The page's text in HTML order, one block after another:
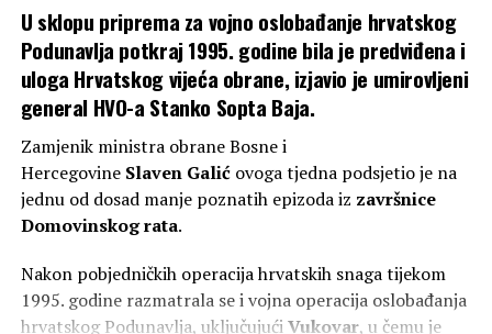
U sklopu priprema za vojno oslobađanje hrvatskog
Podunavlja potkraj 1995. godine bila je predviđena i
uloga Hrvatskog vijeća obrane, izjavio je umirovljeni
general HVO-a Stanko Sopta Baja.
Zamjenik ministra obrane Bosne i
Hercegovine Slaven Galićovoga tjedna podsjetio je na
jednu od dosad manje poznatih epizoda iz završnice
Domovinskog rata.
Nakon pobjedničkih operacija hrvatskih snaga tijekom
1995. godine razmatrala se i vojna operacija oslobađanja
hrvatskog Podunavlja, uključujućiVukovar, u čemu je